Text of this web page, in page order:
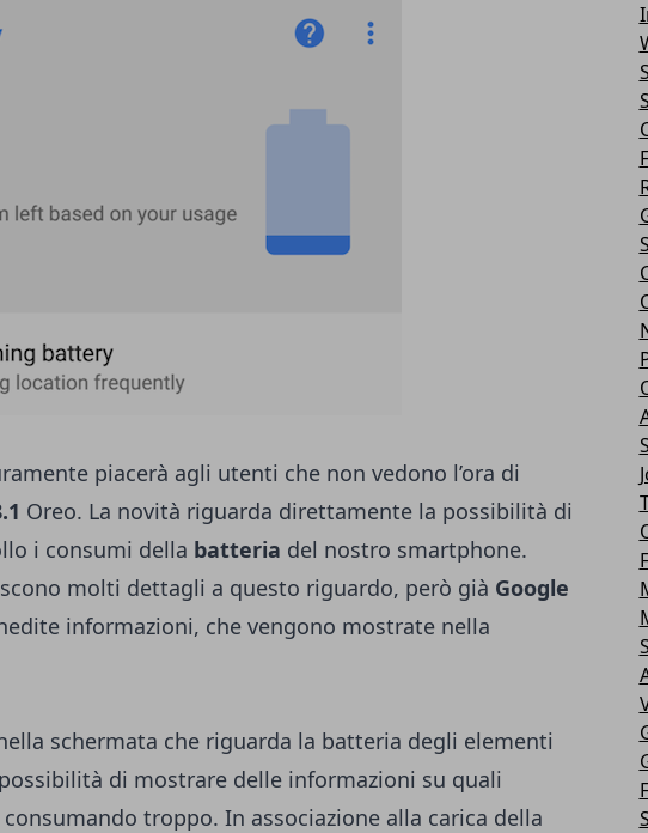
piacerà agli utenti che non vedono l’ora di
Oreo. La novità riguarda direttamente la possibilità di
i consumi della batteria del nostro smartphone.
molti dettagli a questo riguardo, però già Google
informazioni, che vengono mostrate nella
schermata che riguarda la batteria degli elementi
di mostrare delle informazioni su quali
troppo. In associazione alla carica della